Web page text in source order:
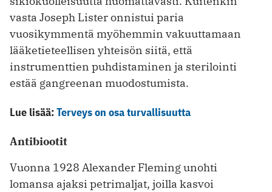
vasta Joseph Lister onnistui paria
vuosikymmentä myöhemmin vakuuttamaan
lääketieteellisen yhteisön siitä, että
instrumenttien puhdistaminen ja sterilointi
estää gangreenan muodostumista.
Lue lisää:Terveys on osa turvallisuutta
Antibiootit
Vuonna 1928 Alexander Fleming unohti
lomansa ajaksi petrimaljat, joilla kasvoi